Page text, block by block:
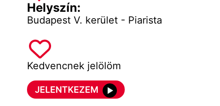
Helyszín:
Budapest V. kerület - Piarista
Kedvencnek jelölöm
JELENTKEZEM